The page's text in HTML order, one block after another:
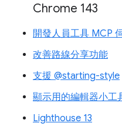
Chrome 143
開發人員工具 MCP
改善路線分享功能
支援 @starting-style
顯示用的編輯器小工
Lighthouse 13